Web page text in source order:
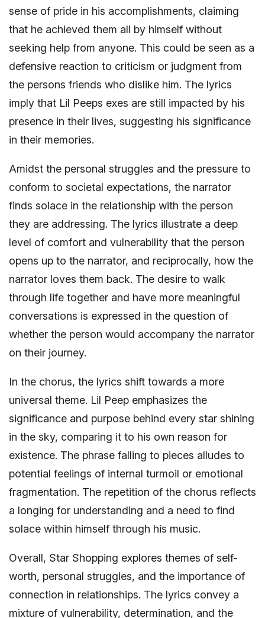
sense of pride in his accomplishments, claiming
that he achieved them all by himself without
seeking help from anyone. This could be seen as a
defensive reaction to criticism or judgment from
the persons friends who dislike him. The lyrics
imply that Lil Peeps exes are still impacted by his
presence in their lives, suggesting his significance
in their memories.
Amidst the personal struggles and the pressure to
conform to societal expectations, the narrator
finds solace in the relationship with the person
they are addressing. The lyrics illustrate a deep
level of comfort and vulnerability that the person
opens up to the narrator, and reciprocally, how the
narrator loves them back. The desire to walk
through life together and have more meaningful
conversations is expressed in the question of
whether the person would accompany the narrator
on their journey.
In the chorus, the lyrics shift towards a more
universal theme. Lil Peep emphasizes the
significance and purpose behind every star shining
in the sky, comparing it to his own reason for
existence. The phrase falling to pieces alludes to
potential feelings of internal turmoil or emotional
fragmentation. The repetition of the chorus reflects
a longing for understanding and a need to find
solace within himself through his music.
Overall, Star Shopping explores themes of self-
worth, personal struggles, and the importance of
connection in relationships. The lyrics convey a
mixture of vulnerability, determination, and the